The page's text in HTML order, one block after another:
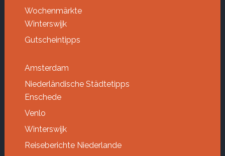
Wochenmärkte
Winterswijk
Gutscheintipps
Amsterdam
Niederländische Städtetipps
Enschede
Venlo
Winterswijk
Reiseberichte Niederlande